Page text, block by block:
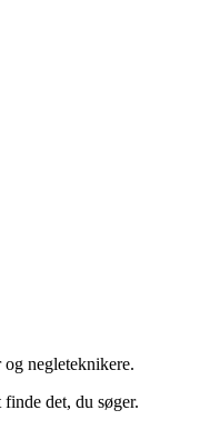
negleteknikere.
det, du søger.